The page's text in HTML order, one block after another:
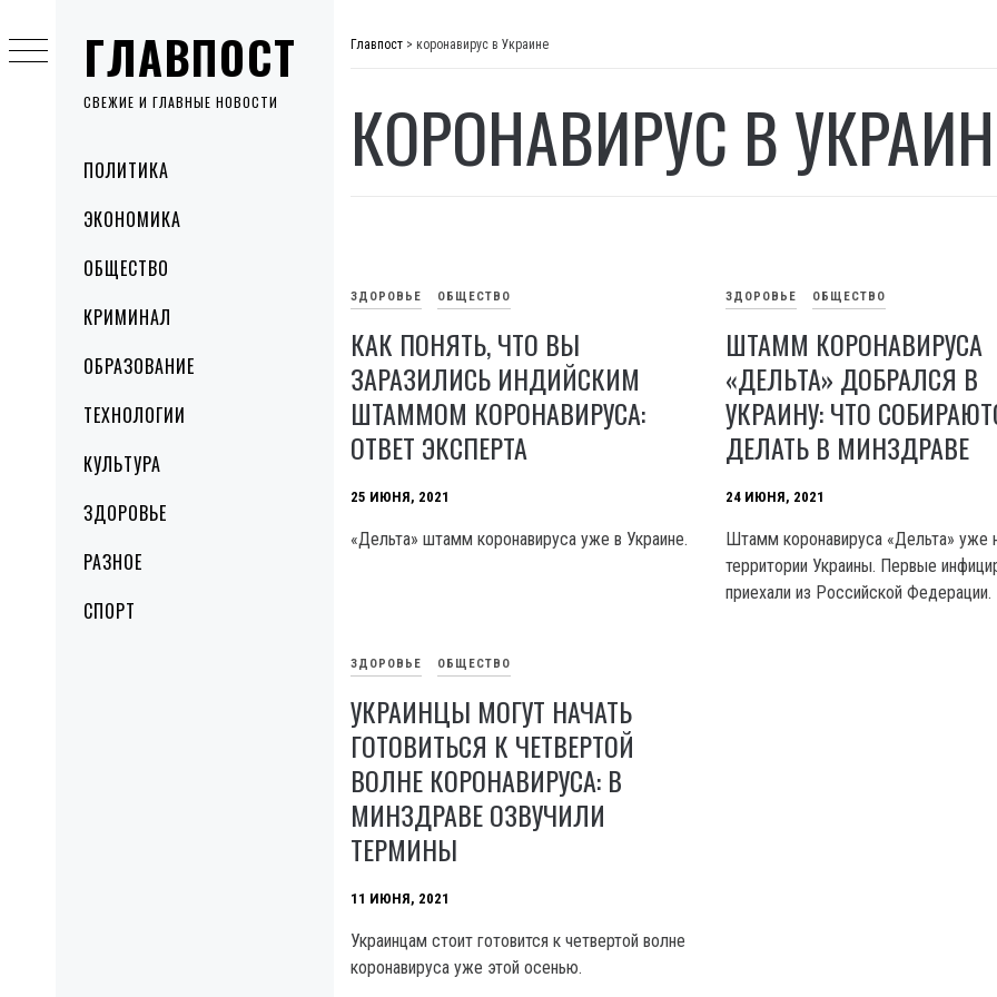
ГЛАВПОСТ
СВЕЖИЕ И ГЛАВНЫЕ НОВОСТИ
MenuПОЛИТИКА
ЭКОНОМИКА
ОБЩЕСТВО
КРИМИНАЛ
ОБРАЗОВАНИЕ
ТЕХНОЛОГИИ
КУЛЬТУРА
ЗДОРОВЬЕ
РАЗНОЕ
СПОРТ
to
content
Главпост > коронавирус в Украине
КОРОНАВИРУС В
ЗДОРОВЬЕ ОБЩЕСТВО
КАК ПОНЯТЬ, ЧТО ВЫ
ЗАРАЗИЛИСЬ ИНДИЙСКИМ
ШТАММОМ КОРОНАВИРУСА:
ОТВЕТ ЭКСПЕРТА
25 ИЮНЯ, 2021
«Дельта» штамм коронавируса уже в Украине.
ЗДОРОВЬЕ ОБЩЕСТВО
ШТАММ КОРОНАВИРУСА
«ДЕЛЬТА» ДОБРАЛСЯ В
УКРАИНУ: ЧТО
ДЕЛАТЬ В МИНЗДРАВЕ
24 ИЮНЯ, 2021
Штамм коронавируса «Дельта» уже
территории Украины. Первые
приехали из Российской Федерации.
ЗДОРОВЬЕ ОБЩЕСТВО
УКРАИНЦЫ МОГУТ НАЧАТЬ
ГОТОВИТЬСЯ К ЧЕТВЕРТОЙ
ВОЛНЕ КОРОНАВИРУСА: В
МИНЗДРАВЕ ОЗВУЧИЛИ
ТЕРМИНЫ
11 ИЮНЯ, 2021
Украинцам стоит готовится к четвертой волне
коронавируса уже этой осенью.